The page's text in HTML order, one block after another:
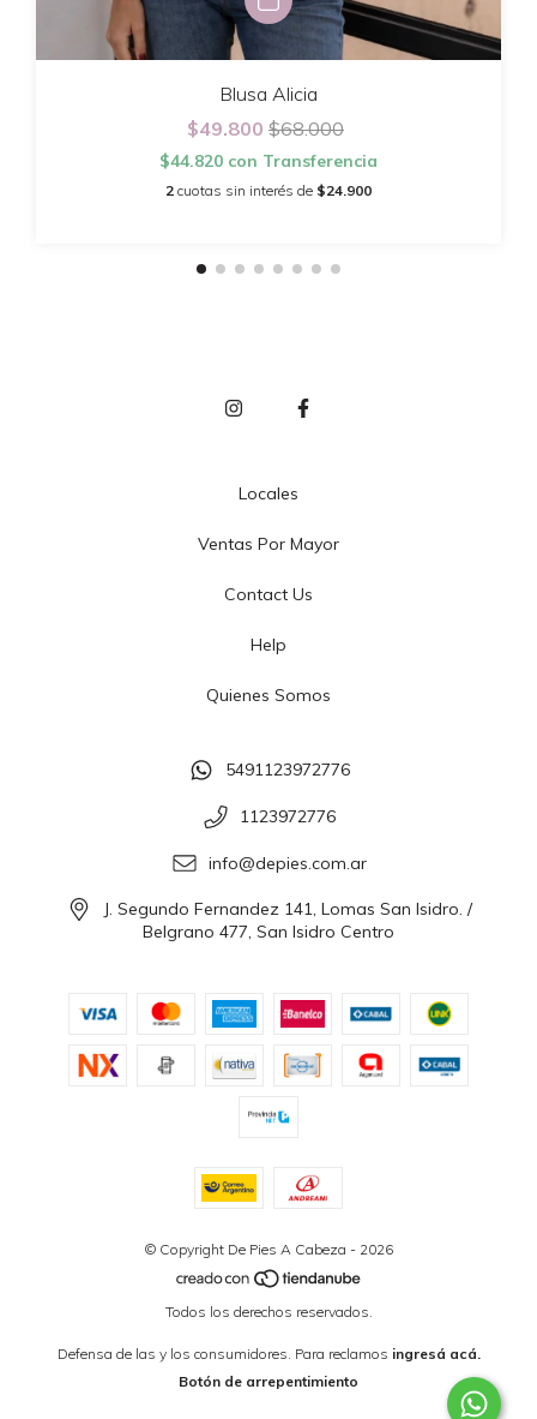
Blusa Alicia
$49.800 $68.000
$44.820 con Transferencia
2 cuotas sin interés de $24.900
Locales
Ventas Por Mayor
Contact Us
Help
Quienes Somos
5491123972776
1123972776
info@depies.com.ar
J. Segundo Fernandez 141, Lomas San Isidro. /
Belgrano 477, San Isidro Centro
© Copyright De Pies A Cabeza - 2026
Todos los derechos reservados.
Defensa de las y los consumidores. Para reclamos ingresá acá.
Botón de arrepentimiento